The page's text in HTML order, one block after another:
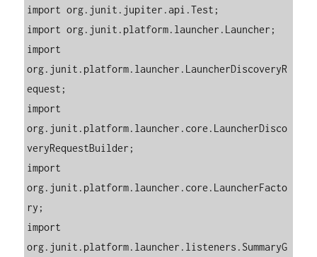
import org.junit.jupiter.api.Test;
import org.junit.platform.launcher.Launcher;
import
org.junit.platform.launcher.LauncherDiscoveryR
equest;
import
org.junit.platform.launcher.core.LauncherDisco
veryRequestBuilder;
import
org.junit.platform.launcher.core.LauncherFacto
ry;
import
org.junit.platform.launcher.listeners.SummaryG